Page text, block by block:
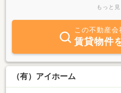
い」ご希望の方、不動産に関する質
掛けております。ぜひ、当社へご相
もっと見
この不動産会
賃貸物件
（有）アイホーム